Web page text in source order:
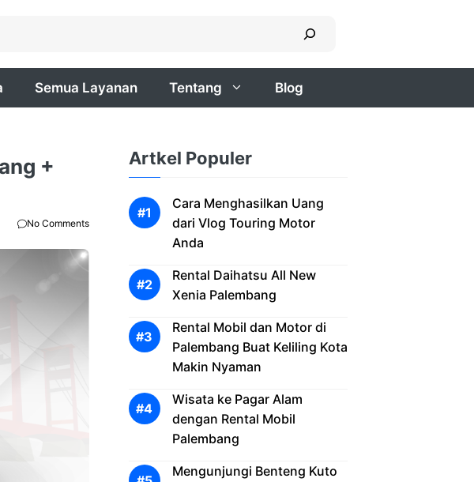
Semua Layanan Tentang Blog
+
No Comments
Artkel Populer
Cara Menghasilkan Uang
dari Vlog Touring Motor
Anda
Rental Daihatsu All New
Xenia Palembang
Rental Mobil dan Motor di
Palembang Buat Keliling Kota
Makin Nyaman
Wisata ke Pagar Alam
dengan Rental Mobil
Palembang
Mengunjungi Benteng Kuto